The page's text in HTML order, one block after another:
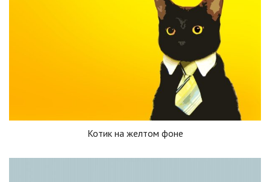
Котик на желтом фоне